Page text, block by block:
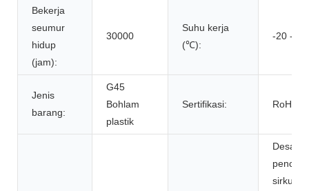
Bekerja
seumur
hidup
(jam):
30000
Suhu kerja
(℃):
-20 - 40
Jenis
barang:
G45
Bohlam
plastik
Sertifikasi: RoHS,
Desain
sirkuit,